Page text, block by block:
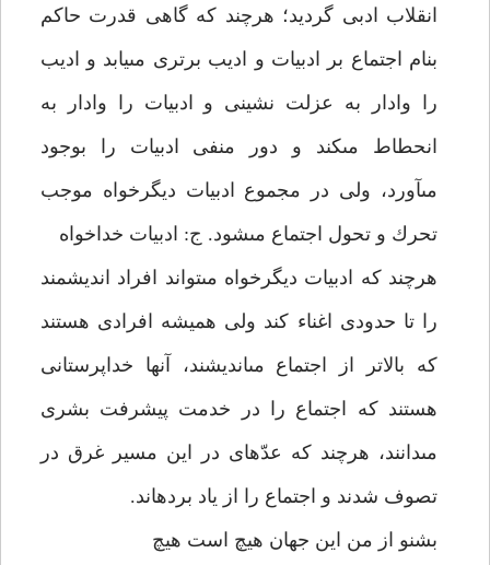
انقلاب ادبى گرديد؛ هرچند كه گاهى قدرت حاكم
بنام اجتماع بر ادبيات و اديب برترى مى‏يابد و اديب
را وادار به عزلت نشينى و ادبيات را وادار به
انحطاط مى‏كند و دور منفى ادبيات را بوجود
مى‏آورد، ولى در مجموع ادبيات ديگرخواه موجب
تحرك و تحول اجتماع مى‏شود. ج: ادبيات خداخواه
هرچند كه ادبيات ديگرخواه مى‏تواند افراد انديشمند
را تا حدودى اغناء كند ولى هميشه افرادى هستند
كه بالاتر از اجتماع مى‏انديشند، آنها خداپرستانى
هستند كه اجتماع را در خدمت پيشرفت بشرى
مى‏دانند، هرچند كه عدّه‏اى در اين مسير غرق در
تصوف شدند و اجتماع را از ياد برده‏اند.
بشنو از من اين جهان هيچ است هيچ‏